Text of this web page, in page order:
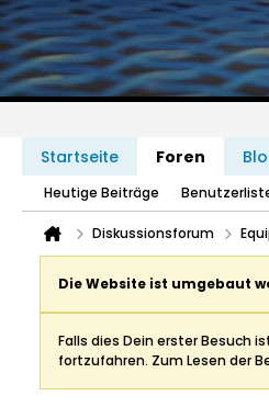
Startseite Foren
Heutige Beiträge
Diskussionsforum
Die Website ist umgebaut
Falls dies Dein erster Besuch
fortzufahren. Zum Lesen der